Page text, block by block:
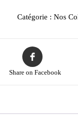
RUSES
L'ÂME
Catégorie : Nos
Share on Facebook